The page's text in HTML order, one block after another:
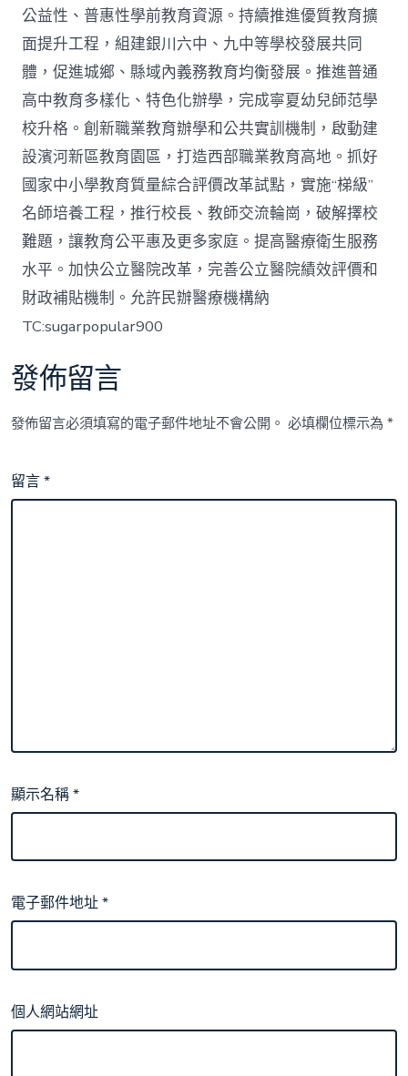
公益性、普惠性學前教育資源。持續推進優質教育擴
面提升工程，組建銀川六中、九中等學校發展共同
體，促進城鄉、縣域內義務教育均衡發展。推進普通
高中教育多樣化、特色化辦學，完成寧夏幼兒師范學
校升格。創新職業教育辦學和公共實訓機制，啟動建
設濱河新區教育園區，打造西部職業教育高地。抓好
國家中小學教育質量綜合評價改革試點，實施“梯級”
名師培養工程，推行校長、教師交流輪崗，破解擇校
難題，讓教育公平惠及更多家庭。提高醫療衛生服務
水平。加快公立醫院改革，完善公立醫院績效評價和
財政補貼機制。允許民辦醫療機構納
TC:sugarpopular900
發佈留言
發佈留言必須填寫的電子郵件地址不會公開。 必填欄位標示為*
留言*
顯示名稱*
電子郵件地址*
個人網站網址